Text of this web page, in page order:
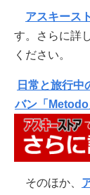
アスキース
す。さらに詳
ください。
日常と旅行中
バン「
そのほか、